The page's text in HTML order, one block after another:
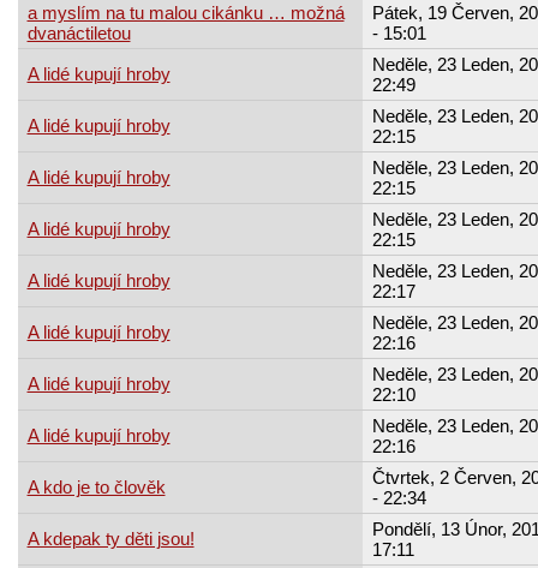
a myslím na tu malou cikánku … možná
dvanáctiletou
Pátek, 19 Červen,
- 15:01
A lidé kupují hroby
Neděle, 23 Leden,
22:49
A lidé kupují hroby
Neděle, 23 Leden,
22:15
A lidé kupují hroby
Neděle, 23 Leden,
22:15
A lidé kupují hroby
Neděle, 23 Leden,
22:15
A lidé kupují hroby
Neděle, 23 Leden,
22:17
A lidé kupují hroby
Neděle, 23 Leden,
22:16
A lidé kupují hroby
Neděle, 23 Leden,
22:10
A lidé kupují hroby
Neděle, 23 Leden,
22:16
A kdo je to člověk
Čtvrtek, 2 Červen,
- 22:34
A kdepak ty děti jsou!
Pondělí, 13 Únor,
17:11